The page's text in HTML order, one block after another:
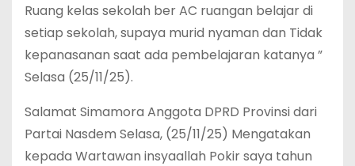
Ruang kelas sekolah ber AC ruangan belajar di
setiap sekolah, supaya murid nyaman dan Tidak
kepanasanan saat ada pembelajaran katanya ”
Selasa (25/11/25).
Salamat Simamora Anggota DPRD Provinsi dari
Partai Nasdem Selasa, (25/11/25) Mengatakan
kepada Wartawan insyaallah Pokir saya tahun